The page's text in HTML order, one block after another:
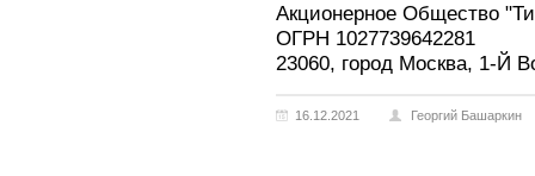
Акционерное Общество
ОГРН 1027739642281
23060, город Москва, 1-Й
16.12.2021 Георгий Башаркин